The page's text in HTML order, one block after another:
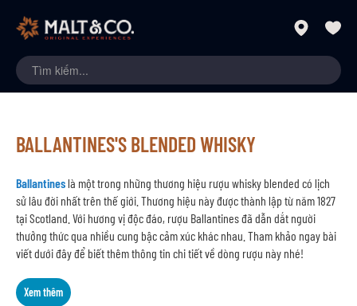
BALLANTINES'S BLENDED WHISKY
Ballantineslà một trong những thương hiệu rượu whisky blended có lịch
sử lâu đời nhất trên thế giới. Thương hiệu này được thành lập từ năm 1827
tại Scotland. Với hương vị độc đáo, rượu Ballantines đã dẫn dắt người
thưởng thức qua nhiều cung bậc cảm xúc khác nhau. Tham khảo ngay bài
viết dưới đây để biết thêm thông tin chi tiết về dòng rượu này nhé!
Xem thêm